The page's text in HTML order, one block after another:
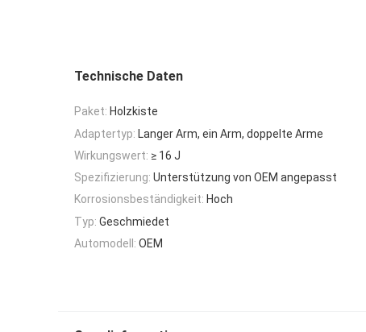
Technische Daten
Paket: Holzkiste
Adaptertyp: Langer Arm, ein Arm, doppelte Arme
Wirkungswert: ≥ 16 J
Spezifizierung: Unterstützung von OEM angepasst
Korrosionsbeständigkeit: Hoch
Typ: Geschmiedet
Automodell: OEM